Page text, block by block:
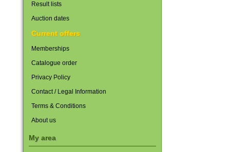
Result lists
Auction dates
Current offers
Memberships
Catalogue order
Privacy Policy
Contact / Legal Information
Terms & Conditions
About us
My area